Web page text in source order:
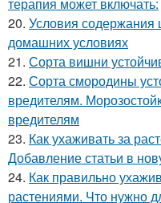
20. Условия содержания
домашних условиях
21. Сорта вишни
22. Сорта смородины
вредителям.
вредителям
23. Как ухаживать за
Добавление статьи в
24. Как правильно
растениями. Что нужно